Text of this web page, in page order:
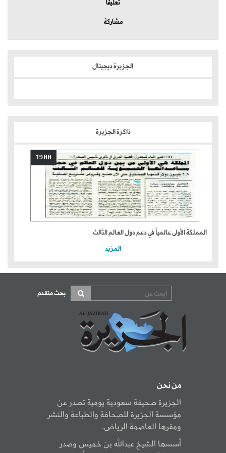
تعليقا
مشاركة
الجزيرة ديجيتال
ذاكرة الجزيرة
1988
المملكة الأولى عالمياً في دعم دول العالم الثالث
المزيد
بحث متقدم
من نحن
الجزيرة صحيفة سعودية يومية تصدر عن
مؤسسة الجزيرة للصحافة والطباعة والنشر
ومقرها العاصمة الرياض.
أسسها الشيخ عبدالله بن خميس وصدر